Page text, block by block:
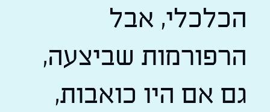
הכלכלי, אבל
הרפורמות שביצעה,
גם אם היו כואבות,